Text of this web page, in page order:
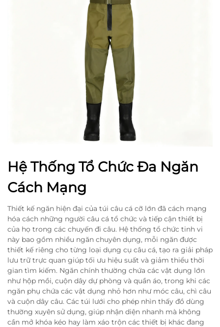
Hệ Thống Tổ Chức Đa Ngăn
Cách Mạng
Thiết kế ngăn hiện đại của túi câu cá cỡ lớn đã cách mạng
hóa cách những người câu cá tổ chức và tiếp cận thiết bị
của họ trong các chuyến đi câu. Hệ thống tổ chức tinh vi
này bao gồm nhiều ngăn chuyên dụng, mỗi ngăn được
thiết kế riêng cho từng loại dụng cụ câu cá, tạo ra giải pháp
lưu trữ trực quan giúp tối ưu hiệu suất và giảm thiểu thời
gian tìm kiếm. Ngăn chính thường chứa các vật dụng lớn
như hộp mồi, cuộn dây dự phòng và quần áo, trong khi các
ngăn phụ chứa các vật dụng nhỏ hơn như móc câu, chì câu
và cuộn dây câu. Các túi lưới cho phép nhìn thấy đồ dùng
thường xuyên sử dụng, giúp nhận diện nhanh mà không
cần mở khóa kéo hay làm xáo trộn các thiết bị khác đang